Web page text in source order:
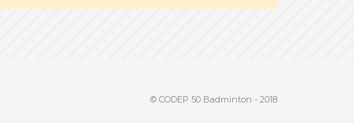
© CODEP 50 Badminton - 2018